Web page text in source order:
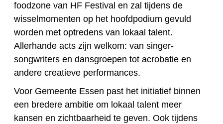
foodzone van HF Festival en zal tijdens de
wisselmomenten op het hoofdpodium gevuld
worden met optredens van lokaal talent.
Allerhande acts zijn welkom: van singer-
songwriters en dansgroepen tot acrobatie en
andere creatieve performances.
Voor Gemeente Essen past het initiatief binnen
een bredere ambitie om lokaal talent meer
kansen en zichtbaarheid te geven. Ook tijdens